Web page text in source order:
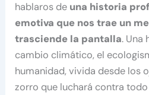
hablaros de una historia
emotiva que nos trae un
trasciende la pantalla. Una
cambio climático, el
humanidad, vivida desde los
zorro que luchará contra